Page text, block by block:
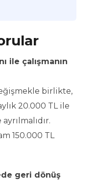
ile çalışmanın
birlikte,
20.000 TL ile
150.000 TL
geri dönüş